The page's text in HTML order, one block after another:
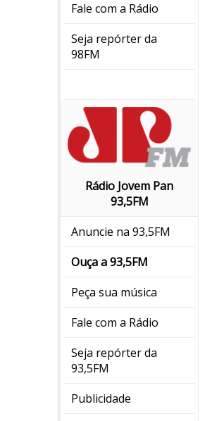
Fale com a Rádio
Seja repórter da
98FM
Rádio Jovem Pan
93,5FM
Anuncie na 93,5FM
Ouça a 93,5FM
Peça sua música
Fale com a Rádio
Seja repórter da
93,5FM
Publicidade